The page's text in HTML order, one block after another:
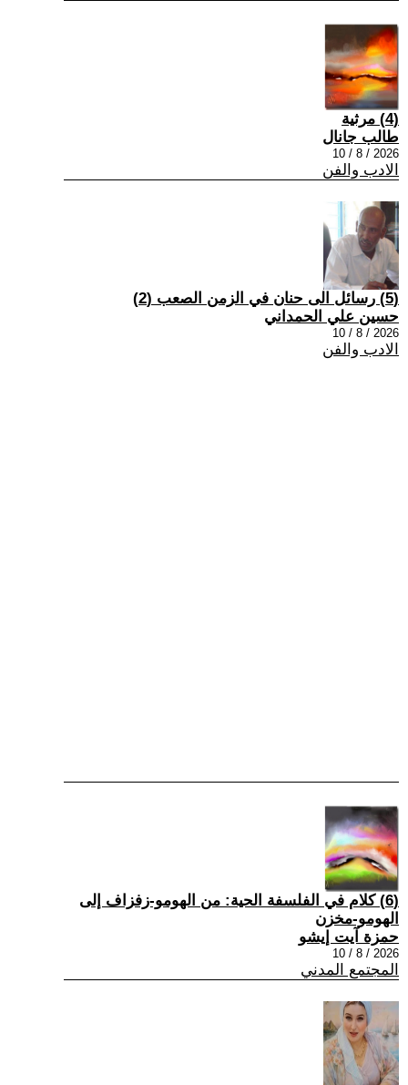
(4) مرثية
طالب جانال
2026 / 8 / 10
الادب والفن
(5) رسائل الى حنان في الزمن الصعب (2)
حسين علي الحمداني
2026 / 8 / 10
الادب والفن
(6) كلام في الفلسفة الحية: من الهومو-زفزاف إلى
الهومو-مخزن
حمزة آيت إيشو
2026 / 8 / 10
المجتمع المدني